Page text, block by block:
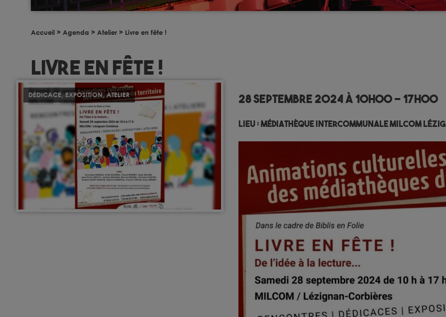
Accueil > Agenda > Atelier > Livre en fête !
Livre en fête !
DÉDICACE,EXPOSITION,ATELIER 28 septembre 2024 à 10h00- 17h00
Lieu :Médiathèque Intercommunale MILCOM